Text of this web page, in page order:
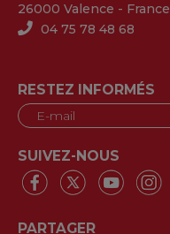
26000 Valence - France
04 75 78 48 68
RESTEZ INFORMÉS
SUIVEZ-NOUS
PARTAGER